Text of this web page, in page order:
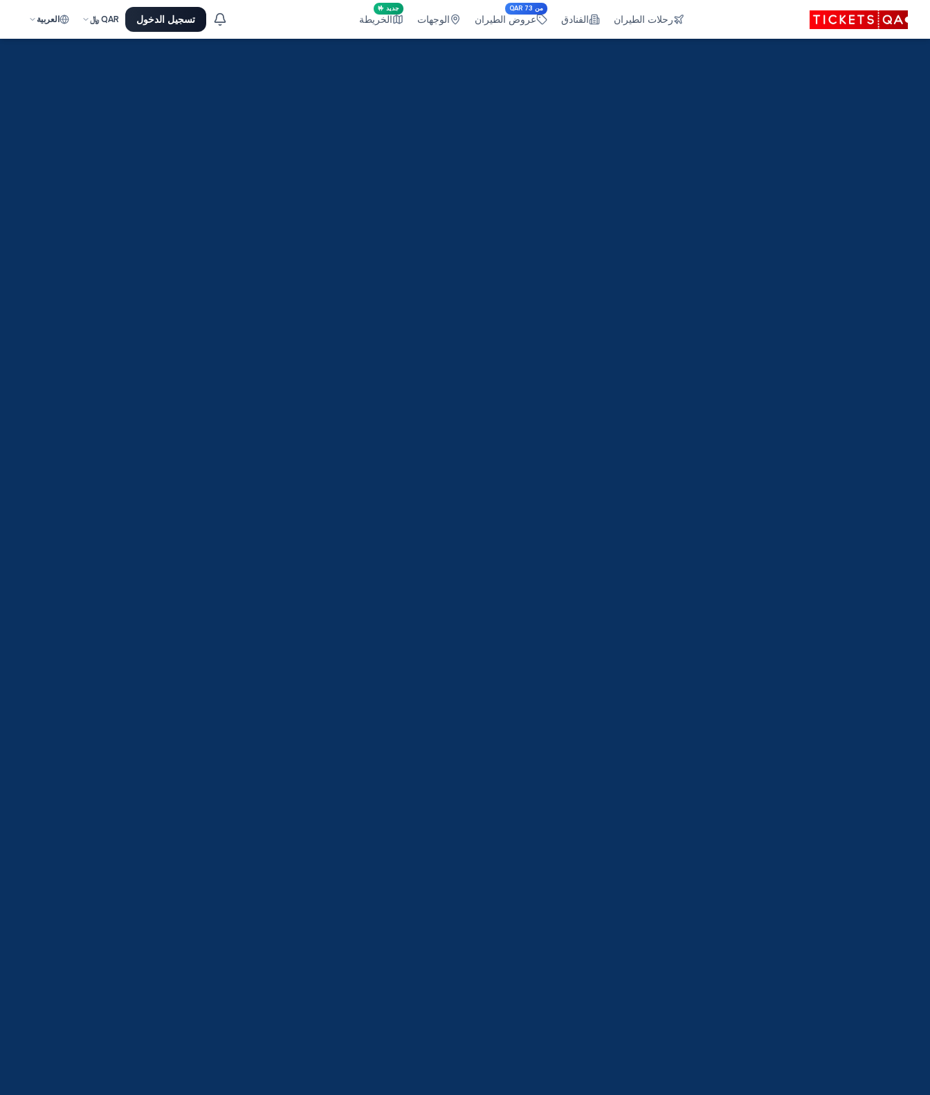
رحلات الطيران الفنادق
من QAR 73
عروض الطيران الوجهات
جديد 🤟
الخريطة تسجيل الدخول QAR﷼ العربية